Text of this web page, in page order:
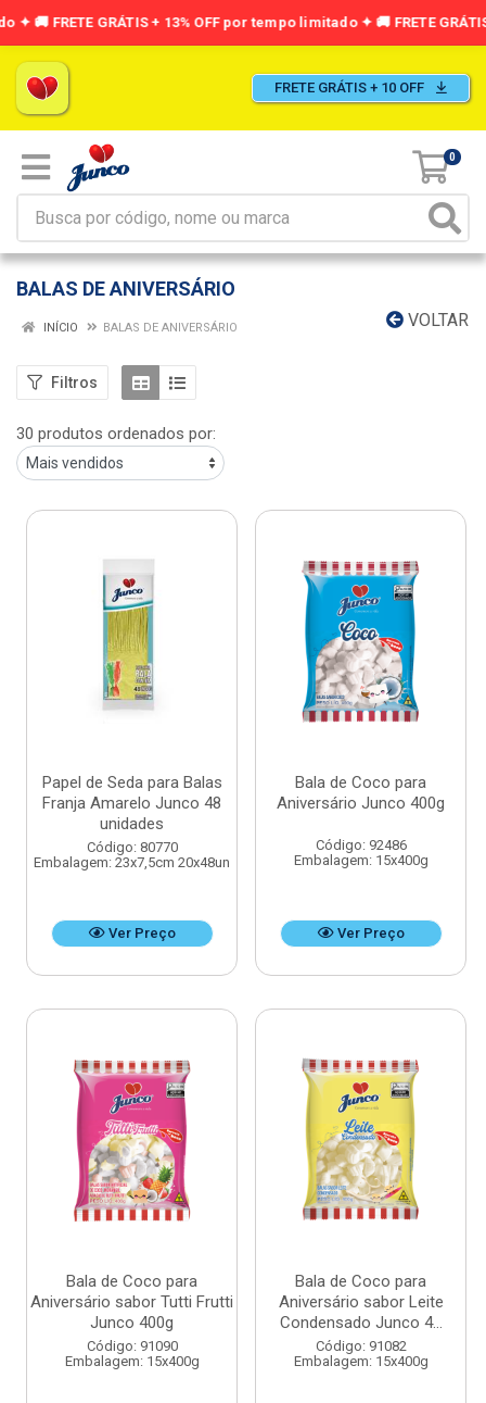
FRETE GRÁTIS + 10 OFF
0
BALAS DE ANIVERSÁRIO
VOLTAR
INÍCIO BALAS DE ANIVERSÁRIO
Filtros
30 produtos ordenados por:
Papel de Seda para Balas
Franja Amarelo Junco 48
unidades
Código: 80770
Embalagem: 23x7,5cm 20x48un
Ver Preço
Bala de Coco para
Aniversário Junco 400g
Código: 92486
Embalagem: 15x400g
Ver Preço
Bala de Coco para
Aniversário sabor Tutti Frutti
Junco 400g
Código: 91090
Embalagem: 15x400g
Bala de Coco para
Aniversário sabor Leite
Condensado Junco 4...
Código: 91082
Embalagem: 15x400g